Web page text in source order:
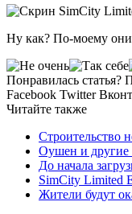
Ну как? По-моему они
Понравилась статья?
Facebook Twitter
Читайте также
Строительство
Оушен и другие
До начала
SimCity Limited
Жители будут